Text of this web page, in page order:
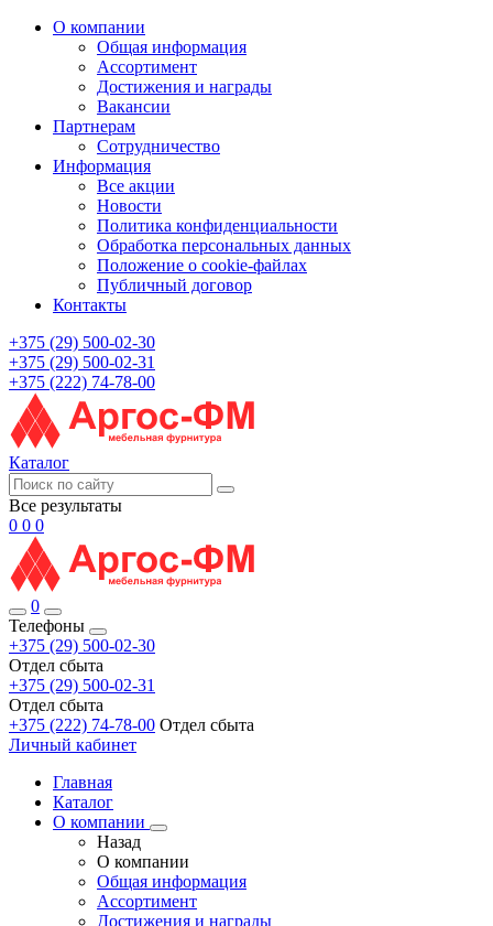
О компании
Общая информация
Ассортимент
Достижения и награды
Вакансии
Партнерам
Сотрудничество
Информация
Все акции
Новости
Политика конфиденциальности
Обработка персональных данных
Положение о cookie-файлах
Публичный договор
Контакты
+375 (29) 500-02-30
+375 (29) 500-02-31
+375 (222) 74-78-00
Каталог
Все результаты
0 0 0
0
Телефоны
+375 (29) 500-02-30
Отдел сбыта
+375 (29) 500-02-31
Отдел сбыта
+375 (222) 74-78-00 Отдел сбыта
Личный кабинет
Главная
Каталог
О компании
Назад
О компании
Общая информация
Ассортимент
Достижения и награды